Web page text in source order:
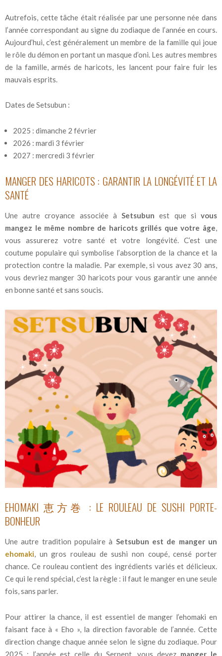
Autrefois, cette tâche était réalisée par une personne née dans
l’année correspondant au signe du zodiaque de l’année en cours.
Aujourd’hui, c’est généralement un membre de la famille qui joue
le rôle du démon en portant un masque d’oni. Les autres membres
de la famille, armés de haricots, les lancent pour faire fuir les
mauvais esprits.
Dates de Setsubun :
2025 : dimanche 2 février
2026 : mardi 3 février
2027 : mercredi 3 février
MANGER DES HARICOTS : GARANTIR LA LONGÉVITÉ ET LA
SANTÉ
Une autre croyance associée àSetsubunest que sivous
mangez le même nombre de haricots grillés que votre âge,
vous assurerez votre santé et votre longévité. C’est une
coutume populaire qui symbolise l’absorption de la chance et la
protection contre la maladie. Par exemple, si vous avez 30 ans,
vous devriez manger 30 haricots pour vous garantir une année
en bonne santé et sans soucis.
EHOMAKI 恵方巻 : LE ROULEAU DE SUSHI PORTE-
BONHEUR
Une autre tradition populaire à Setsubun est de manger un
ehomaki, un gros rouleau de sushi non coupé, censé porter
chance. Ce rouleau contient des ingrédients variés et délicieux.
Ce qui le rend spécial, c’est la règle : il faut le manger en une seule
fois, sans parler.
Pour attirer la chance, il est essentiel de manger l’ehomaki en
faisant face à « Eho », la direction favorable de l’année. Cette
direction change chaque année selon le signe du zodiaque. Pour
2025 : l’année est celle du Serpent, vous devez manger le